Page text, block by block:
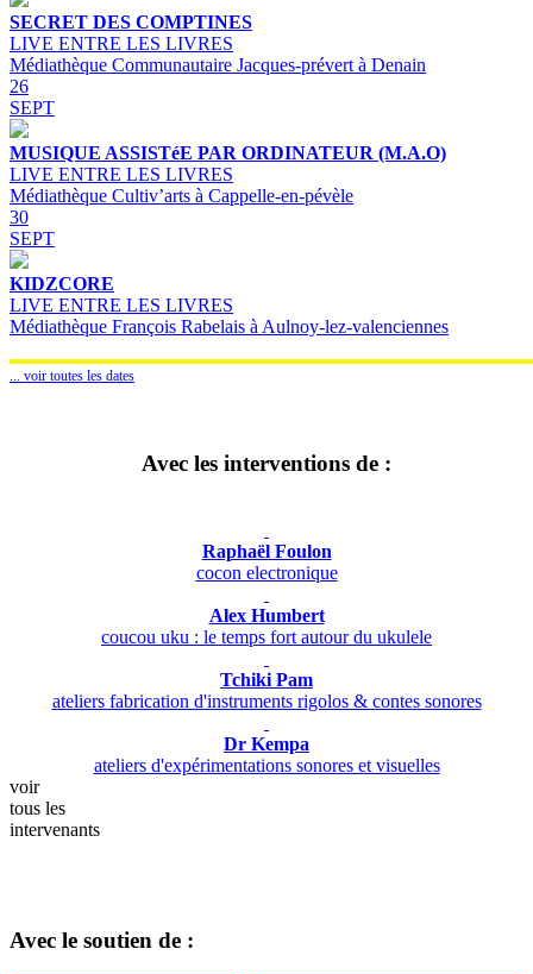
SECRET DES COMPTINES
LIVE ENTRE LES LIVRES
Médiathèque Communautaire Jacques-prévert à Denain
26
SEPT
MUSIQUE ASSISTéE PAR ORDINATEUR (M.A.O)
LIVE ENTRE LES LIVRES
Médiathèque Cultiv’arts à Cappelle-en-pévèle
30
SEPT
KIDZCORE
LIVE ENTRE LES LIVRES
Médiathèque François Rabelais à Aulnoy-lez-valenciennes
... voir toutes les dates
Avec les interventions de :
Raphaël Foulon
cocon electronique
Alex Humbert
coucou uku : le temps fort autour du ukulele
Tchiki Pam
ateliers fabrication d'instruments rigolos & contes sonores
Dr Kempa
ateliers d'expérimentations sonores et visuelles
voir
tous les
intervenants
Avec le soutien de :